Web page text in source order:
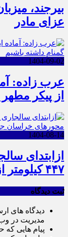
بیرجند،
عزای مادر
1404-09-02
عرب زاده:
از پیکر
1404-08-14
ازابتدای
۴۴۷ کیلومتر از محورهای خراسان جنوبی
ثبت دیدگاه
دیدگاه های
مدیریت در
پیام هایی که